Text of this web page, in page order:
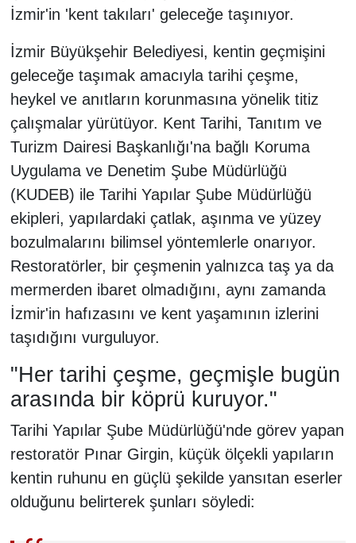
İzmir'in 'kent takıları' geleceğe taşınıyor.
İzmir Büyükşehir Belediyesi, kentin geçmişini
geleceğe taşımak amacıyla tarihi çeşme,
heykel ve anıtların korunmasına yönelik titiz
çalışmalar yürütüyor. Kent Tarihi, Tanıtım ve
Turizm Dairesi Başkanlığı'na bağlı Koruma
Uygulama ve Denetim Şube Müdürlüğü
(KUDEB) ile Tarihi Yapılar Şube Müdürlüğü
ekipleri, yapılardaki çatlak, aşınma ve yüzey
bozulmalarını bilimsel yöntemlerle onarıyor.
Restoratörler, bir çeşmenin yalnızca taş ya da
mermerden ibaret olmadığını, aynı zamanda
İzmir'in hafızasını ve kent yaşamının izlerini
taşıdığını vurguluyor.
"Her tarihi çeşme, geçmişle bugün
arasında bir köprü kuruyor."
Tarihi Yapılar Şube Müdürlüğü'nde görev yapan
restoratör Pınar Girgin, küçük ölçekli yapıların
kentin ruhunu en güçlü şekilde yansıtan eserler
olduğunu belirterek şunları söyledi: